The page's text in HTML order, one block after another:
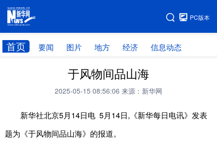
PC版本
首页 要闻 图片 地方 经济 信息动态
网站地图
学习进行时
于风物间品山海
2025-05-15 08:56:06 来源：新华网
新华社北京5月14日电 5月14日,《新华每日电讯》发表
题为《于风物间品山海》的报道。